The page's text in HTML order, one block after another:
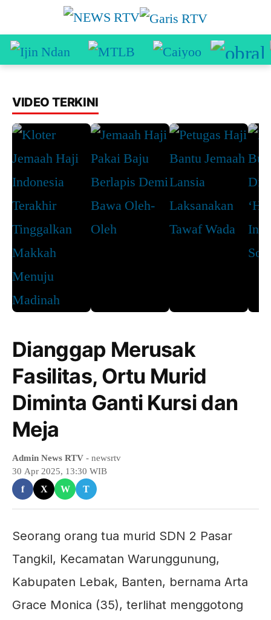
VIDEO TERKINI
Dianggap Merusak
Fasilitas, Ortu Murid
Diminta Ganti Kursi dan
Meja
Admin News RTV - newsrtv
30 Apr 2025, 13:30 WIB
f X W T
Seorang orang tua murid SDN 2 Pasar
Tangkil, Kecamatan Warunggunung,
Kabupaten Lebak, Banten, bernama Arta
Grace Monica (35), terlihat menggotong